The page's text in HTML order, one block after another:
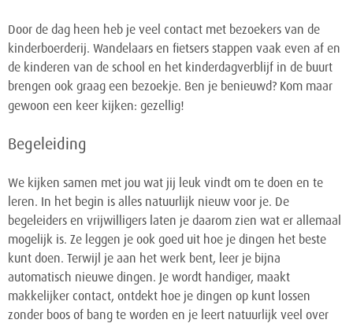
Door de dag heen heb je veel contact met bezoekers van de
kinderboerderij. Wandelaars en fietsers stappen vaak even af en
de kinderen van de school en het kinderdagverblijf in de buurt
brengen ook graag een bezoekje. Ben je benieuwd? Kom maar
gewoon een keer kijken: gezellig!
Begeleiding
We kijken samen met jou wat jij leuk vindt om te doen en te
leren. In het begin is alles natuurlijk nieuw voor je. De
begeleiders en vrijwilligers laten je daarom zien wat er allemaal
mogelijk is. Ze leggen je ook goed uit hoe je dingen het beste
kunt doen. Terwijl je aan het werk bent, leer je bijna
automatisch nieuwe dingen. Je wordt handiger, maakt
makkelijker contact, ontdekt hoe je dingen op kunt lossen
zonder boos of bang te worden en je leert natuurlijk veel over